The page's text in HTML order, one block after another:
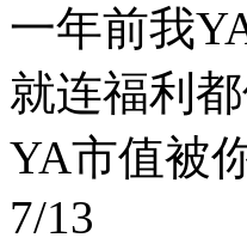
一年前我
就连福利
YA市值被
7/13